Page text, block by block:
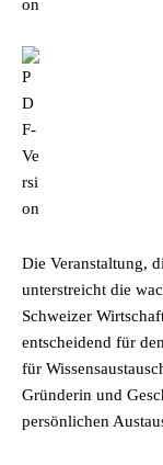
Die Veranstaltung,
unterstreicht die
Schweizer
entscheidend für
für
Gründerin und
persönlichen